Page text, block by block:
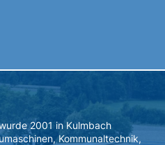
2001 in Kulmbach
Kommunaltechnik,